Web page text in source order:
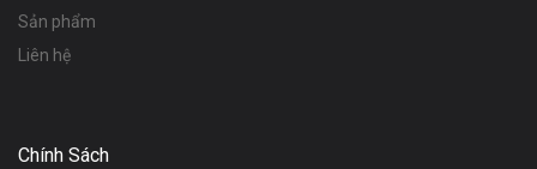
Sản phẩm
Liên hệ
Chính Sách